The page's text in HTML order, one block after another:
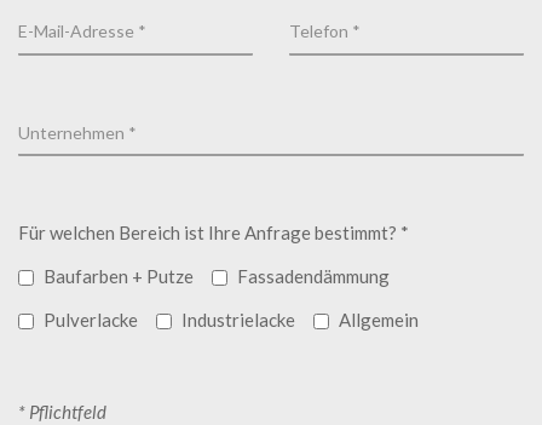
Für welchen Bereich ist Ihre Anfrage bestimmt? *
Baufarben + Putze
Fassadendämmung
Pulverlacke
Industrielacke Allgemein
* Pflichtfeld